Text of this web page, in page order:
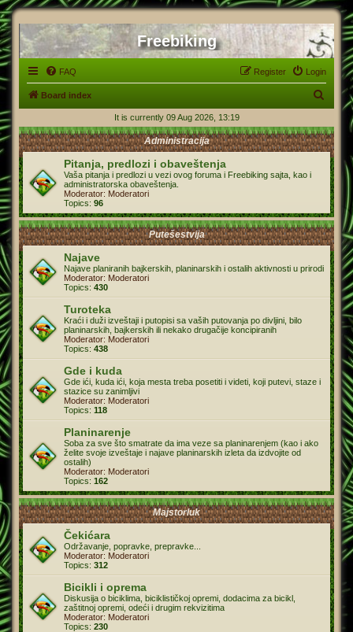
Freebiking
FAQ Login
Register
Board index
a
r
It is currently 09 Aug 2026, 13:19
Administracija
Pitanja, predlozi i obaveštenja
Vaša pitanja i predlozi u vezi ovog foruma i Freebiking sajta, kao i
administratorska obaveštenja.
Moderator: Moderatori
Topics: 96
Putešestvija
Najave
Najave planiranih bajkerskih, planinarskih i ostalih aktivnosti u prirodi
Moderator: Moderatori
Topics: 430
Turoteka
Kraći i duži izveštaji i putopisi sa vaših putovanja po divljini, bilo
planinarskih, bajkerskih ili nekako drugačije koncipiranih
Moderator: Moderatori
Topics: 438
Gde i kuda
Gde ići, kuda ići, koja mesta treba posetiti i videti, koji putevi, staze i
stazice su zanimljivi
Moderator: Moderatori
Topics: 118
Planinarenje
Soba za sve što smatrate da ima veze sa planinarenjem (kao i ako
želite svoje izveštaje i najave planinarskih izleta da izdvojite od
ostalih)
Moderator: Moderatori
Topics: 162
Majstorluk
Čekićara
Održavanje, popravke, prepravke...
Moderator: Moderatori
Topics: 312
Bicikli i oprema
Diskusija o biciklima, biciklističkoj opremi, dodacima za bicikl,
zaštitnoj opremi, odeći i drugim rekvizitima
Moderator: Moderatori
Topics: 230